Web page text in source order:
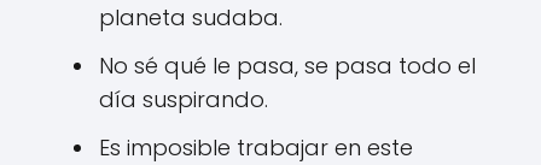
planeta sudaba.
No sé qué le pasa, se pasa todo el
día suspirando.
Es imposible trabajar en este